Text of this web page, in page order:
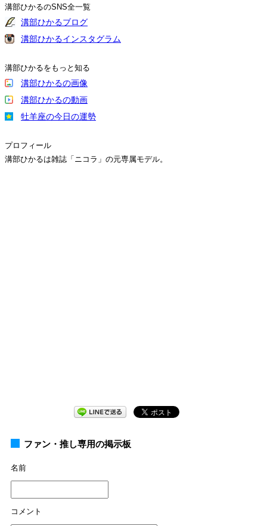
溝部ひかるのSNS全一覧
溝部ひかるブログ
溝部ひかるインスタグラム
溝部ひかるをもっと知る
溝部ひかるの画像
溝部ひかるの動画
牡羊座の今日の運勢
プロフィール
溝部ひかるは雑誌「ニコラ」の元専属モデル。
ファン・推し専用の掲示板
名前
コメント